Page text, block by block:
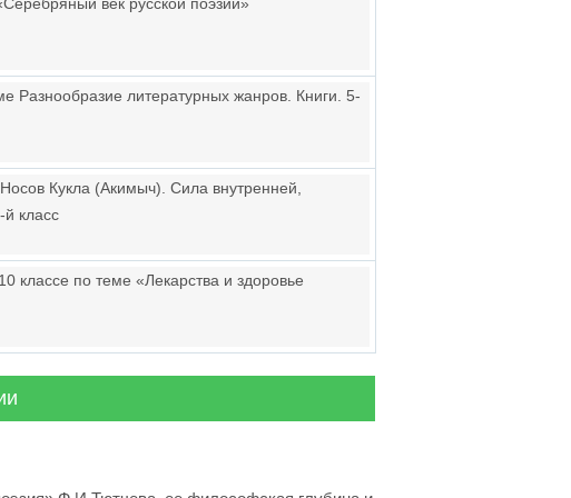
Разнообразие литературных жанров. Книги. 5-
Кукла (Акимыч). Сила внутренней,
й класс
классе по теме «Лекарства и здоровье